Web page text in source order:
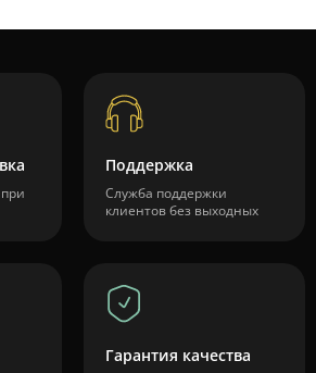
Поддержка
Служба поддержки
клиентов без выходных
Гарантия качества